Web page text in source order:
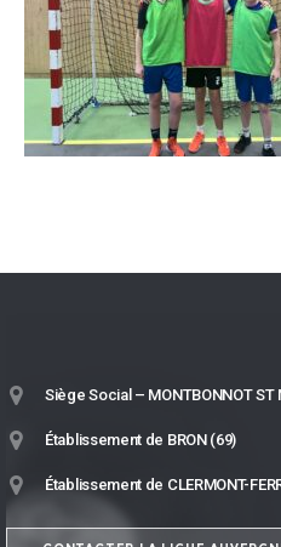
Siège Social – MONTBONNOT ST
Établissement de BRON (69)
Établissement de CLERMONT-